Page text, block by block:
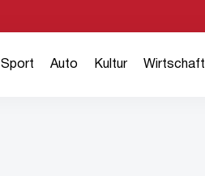
Sport Auto Kultur Wirtschaft